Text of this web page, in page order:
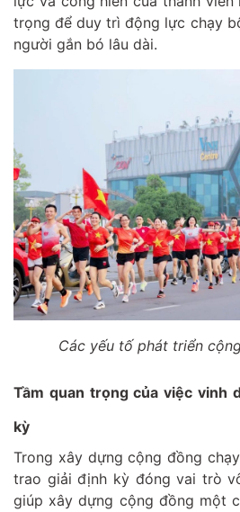
trọng để duy trì động lực chạy
người gắn bó lâu dài.
Các yếu tố phát triển
Tầm quan trọng của việc vinh
kỳ
Trong xây dựng cộng đồng
trao giải định kỳ đóng vai trò
giúp xây dựng cộng đồng một